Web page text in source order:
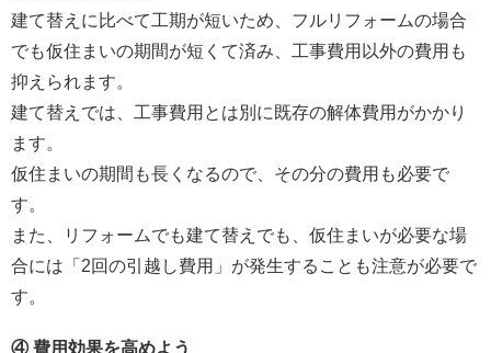
建て替えに比べて工期が短いため、フルリフォームの場合
でも仮住まいの期間が短くて済み、工事費用以外の費用も
抑えられます。
建て替えでは、工事費用とは別に既存の解体費用がかかり
ます。
仮住まいの期間も長くなるので、その分の費用も必要で
す。
また、リフォームでも建て替えでも、仮住まいが必要な場
合には「2回の引越し費用」が発生することも注意が必要で
す。
④ 費用効果を高めよう